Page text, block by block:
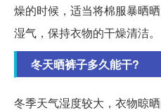
燥的时候，适当将棉服暴晒
湿气，保持衣物的干燥清洁。
冬天晒裤子多久能干?
冬季天气湿度较大，衣物晾